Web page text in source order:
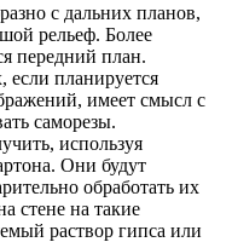
с дальних планов,
рельеф. Более
передний план.
планируется
имеет смысл с
саморезы.
используя
Они будут
обработать их
стене на такие
раствор гипса или